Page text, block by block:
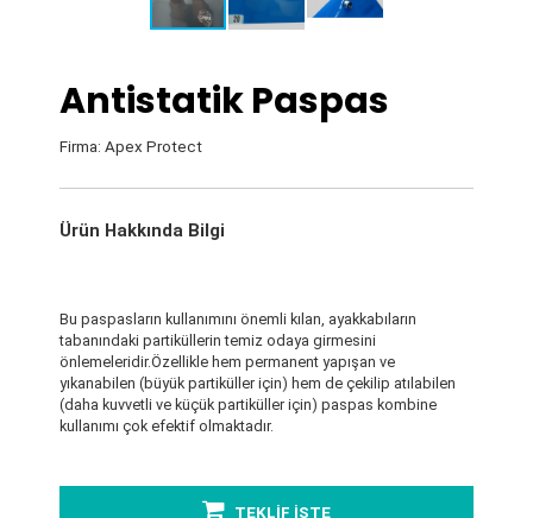
Antistatik Paspas
Firma: Apex Protect
Ürün Hakkında Bilgi
Bu paspasların kullanımını önemli kılan, ayakkabıların
tabanındaki partiküllerin temiz odaya girmesini
önlemeleridir.Özellikle hem permanent yapışan ve
yıkanabilen (büyük partiküller için) hem de çekilip atılabilen
(daha kuvvetli ve küçük partiküller için) paspas kombine
kullanımı çok efektif olmaktadır.
TEKLİF İSTE